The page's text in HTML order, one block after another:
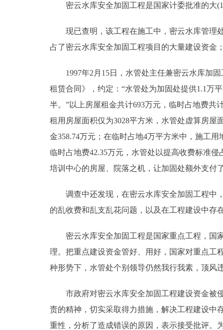
中介服务
政民互动
参与调查
走进北京
北京概况
绿色北京
DEUTSCH
ITALIANO
密云水库安全加固工程是国家计委批准的大(1)
现已查明，该工程在施工中，密云水库管理处
占了密云水库安全加固工程项目的大量建设资金
1997年2月15日，水管处主任兼密云水库加固
租赁合同》，约定：“水管处为加固处提供1.1万
半。”以上房屋租金共计693万元，临时占地费共
租用房屋面积仅为3028平方米，水管处虚算房屋
金358.74万元；在临时占地4万平方米中，施工
临时占地费42.35万元，水管处以提高收费标准
培训中心的房屋、院落之机，让加固处额外支付
调查中还发现，在密云水库安全加固工程中，
的乱收费和乱支乱花问题，以及在工程建设中存
密云水库安全加固工程是国家重点工程，国家
理。把重点建设资金管好、用好，国家对重点工
种形势下，水管处个别领导仍然我行我素，顶风
市政府对密云水库安全加固工程建设资金被侵
责的精神，切实采取得力措施，解决工程建设中
重性，分析了造成错误的原因，表示接受批评。